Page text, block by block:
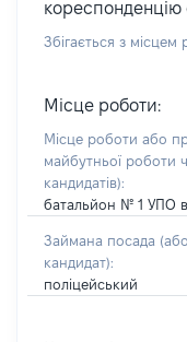
кореспонденцію
Збігається з місцем
Місце роботи:
Місце роботи або
майбутньої роботи
кандидатів):
батальйон № 1 УПО в
Займана посада
кандидат):
поліцейський